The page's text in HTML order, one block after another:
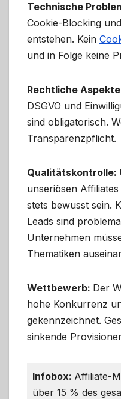
Technische
Cookie-Blocking
entstehen. Kein
und in Folge keine
Rechtliche Aspekte
DSGVO und
sind obligatorisch.
Transparenzpflicht.
Qualitätskontrolle:
unseriösen
stets bewusst sein.
Leads sind
Unternehmen
Thematiken
Wettbewerb: Der
hohe Konkurrenz
gekennzeichnet.
sinkende
Infobox: Affiliate-
über 15 % des